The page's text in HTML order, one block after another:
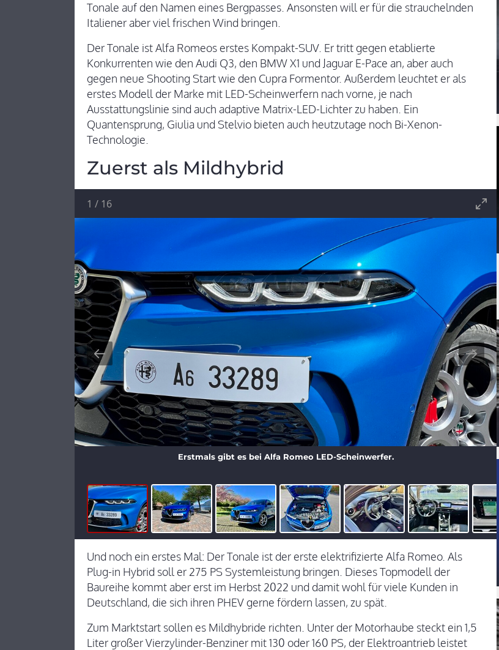
Tonale auf den Namen eines Bergpasses. Ansonsten will er für die strauchelnden
Italiener aber viel frischen Wind bringen.
Der Tonale ist Alfa Romeos erstes Kompakt-SUV. Er tritt gegen etablierte
Konkurrenten wie den Audi Q3, den BMW X1 und Jaguar E-Pace an, aber auch
gegen neue Shooting Start wie den Cupra Formentor. Außerdem leuchtet er als
erstes Modell der Marke mit LED-Scheinwerfern nach vorne, je nach
Ausstattungslinie sind auch adaptive Matrix-LED-Lichter zu haben. Ein
Quantensprung, Giulia und Stelvio bieten auch heutzutage noch Bi-Xenon-
Technologie.
Zuerst als Mildhybrid
Erstmals gibt es bei Alfa Romeo LED-Scheinwerfer.
1 / 16
Und noch ein erstes Mal: Der Tonale ist der erste elektrifizierte Alfa Romeo. Als
Plug-in Hybrid soll er 275 PS Systemleistung bringen. Dieses Topmodell der
Baureihe kommt aber erst im Herbst 2022 und damit wohl für viele Kunden in
Deutschland, die sich ihren PHEV gerne fördern lassen, zu spät.
Zum Marktstart sollen es Mildhybride richten. Unter der Motorhaube steckt ein 1,5
Liter großer Vierzylinder-Benziner mit 130 oder 160 PS, der Elektroantrieb leistet